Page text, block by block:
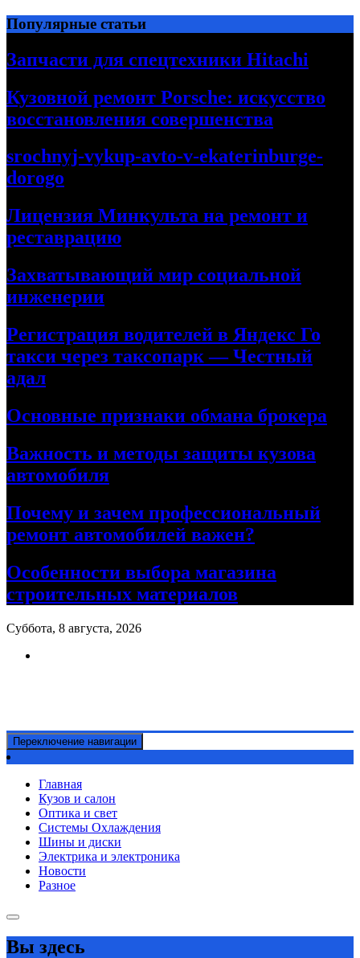
Перейти
к
содержимому
Популярные статьи
Запчасти для спецтехники Hitachi
Кузовной ремонт Porsche: искусство
восстановления совершенства
srochnyj-vykup-avto-v-ekaterinburge-
dorogo
Лицензия Минкульта на ремонт и
реставрацию
Захватывающий мир социальной
инженерии
Регистрация водителей в Яндекс Го
такси через таксопарк — Честный
адал
Основные признаки обмана брокера
Важность и методы защиты кузова
автомобиля
Почему и зачем профессиональный
ремонт автомобилей важен?
Особенности выбора магазина
строительных материалов
Суббота, 8 августа, 2026
Переключение навигации
Главная
Кузов и салон
Оптика и свет
Системы Охлаждения
Шины и диски
Электрика и электроника
Новости
Разное
Вы здесь